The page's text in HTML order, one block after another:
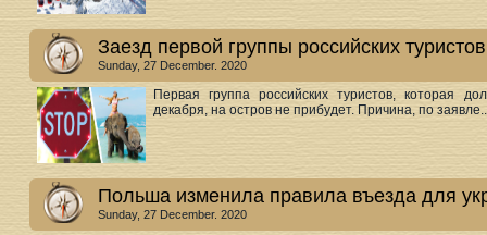
Заезд первой группы российских
Sunday, 27 December. 2020
Первая группа российских туристов, которая
декабря, на остров не прибудет. Причина, по
Польша изменила правила въезда для
Sunday, 27 December. 2020